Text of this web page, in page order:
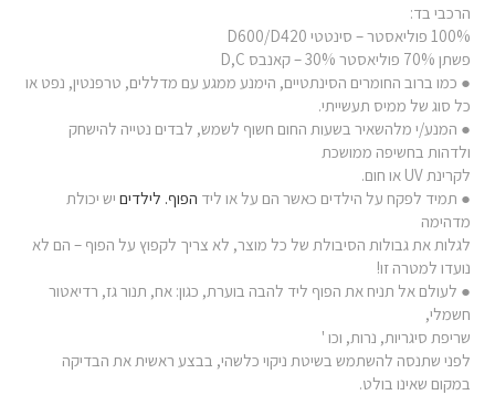
הרכבי בד:
100% פוליאסטר – סינטטי D600/D420
פשתן 70% פוליאסטר 30% – קאנבס D,C
● כמו ברוב החומרים הסינתטיים, הימנע ממגע עם מדללים, טרפנטין, נפט או
כל סוג של ממיס תעשייתי.
● המנע/י מלהשאיר בשעות החום חשוף לשמש, לבדים נטייה להישחק
ולדהות בחשיפה ממושכת
לקרינת UV או חום.
● תמיד לפקח על הילדים כאשר הם על או ליד הפוף. לילדים יש יכולת
מדהימה
לגלות את גבולות הסיבולת של כל מוצר, לא צריך לקפוץ על הפוף – הם לא
נועדו למטרה זו!
● לעולם אל תניח את הפוף ליד להבה בוערת, כגון: אח, תנור גז, רדיאטור
חשמלי,
שריפת סיגריות, נרות, וכו '
לפני שתנסה להשתמש בשיטת ניקוי כלשהי, בבצע ראשית את הבדיקה
במקום שאינו בולט.